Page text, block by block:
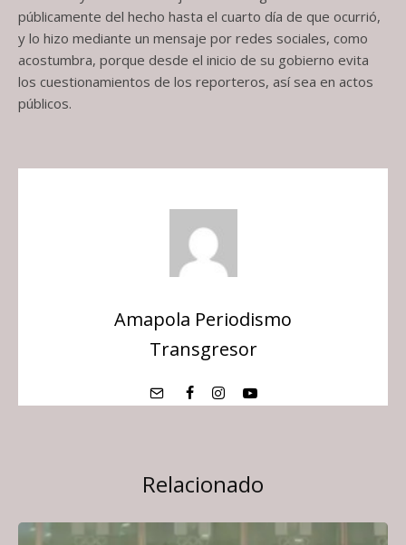
públicamente del hecho hasta el cuarto día de que ocurrió,
y lo hizo mediante un mensaje por redes sociales, como
acostumbra, porque desde el inicio de su gobierno evita
los cuestionamientos de los reporteros, así sea en actos
públicos.
Amapola Periodismo
Transgresor
Relacionado